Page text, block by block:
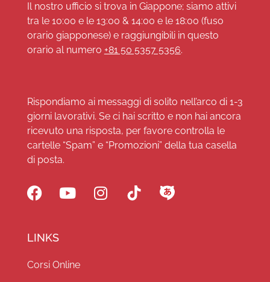
Il nostro ufficio si trova in Giappone; siamo attivi
tra le 10:00 e le 13:00 & 14:00 e le 18:00 (fuso
orario giapponese) e raggiungibili in questo
orario al numero +81 50 5357 5356.
Rispondiamo ai messaggi di solito nell’arco di 1-3
giorni lavorativi. Se ci hai scritto e non hai ancora
ricevuto una risposta, per favore controlla le
cartelle “Spam” e “Promozioni” della tua casella
di posta.
LINKS
Corsi Online